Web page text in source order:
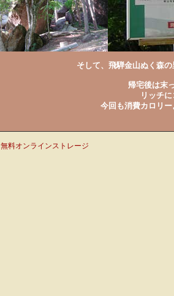
そして、飛騨金山ぬく森
帰宅後は末
リッチ
今回も消費カロリ
無料オンラインストレージ